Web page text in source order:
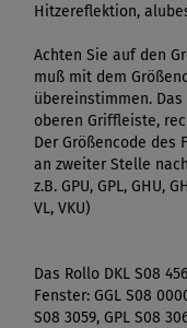
Hitzereflektion,
Achten Sie auf den
muß mit dem
übereinstimmen.
oberen Griffleiste,
Der Größencode des
an zweiter Stelle
z.B. GPU, GPL, GHU,
VL, VKU)
Das Rollo DKL S08
Fenster: GGL S08
S08 3059, GPL S08